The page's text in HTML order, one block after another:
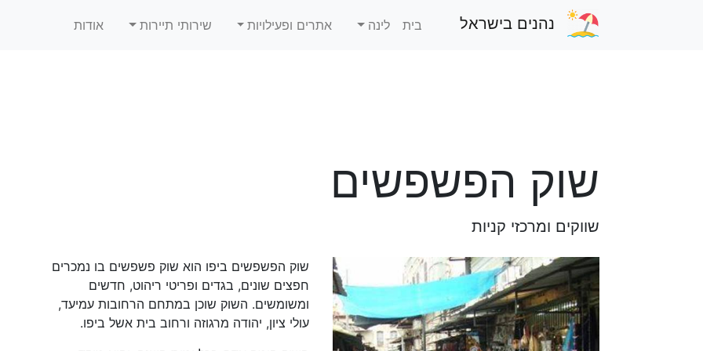
נהנים בישראל בית לינה אתרים ופעילויות שירותי תיירות אודות
שוק הפשפשים
שווקים ומרכזי קניות
שוק הפשפשים ביפו הוא שוק פשפשים בו נמכרים
חפצים שונים, בגדים ופריטי ריהוט, חדשים
ומשומשים. השוק שוכן במתחם הרחובות עמיעד,
עולי ציון, יהודה מרגוזה ורחוב בית אשל ביפו.